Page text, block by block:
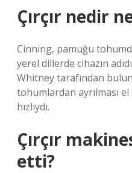
Çırçır nedir
Cinning, pamuğu
yerel dillerde cihazın
Whitney tarafından
tohumlardan ayrılması
hızlıydı.
Çırçır
etti?